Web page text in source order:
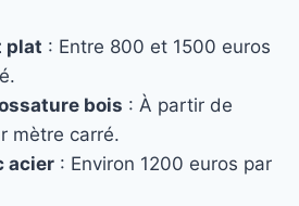
plat : Entre 800 et 1500 euros
bois : À partir de
mètre carré.
acier : Environ 1200 euros par